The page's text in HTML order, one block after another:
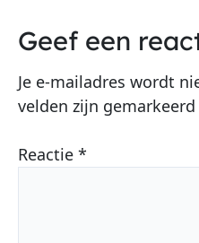
Geef een
Je e-mailadres wordt
velden zijn
Reactie *